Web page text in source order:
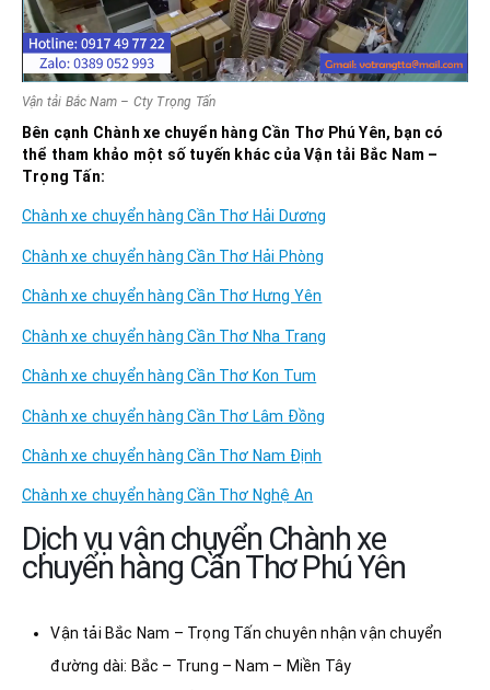
Vận tải Bắc Nam – Cty Trọng Tấn
Bên cạnh Chành xe chuyển hàng Cần Thơ Phú Yên, bạn có
thể tham khảo một số tuyến khác của Vận tải Bắc Nam –
Trọng Tấn:
Chành xe chuyển hàng Cần Thơ Hải Dương
Chành xe chuyển hàng Cần Thơ Hải Phòng
Chành xe chuyển hàng Cần Thơ Hưng Yên
Chành xe chuyển hàng Cần Thơ Nha Trang
Chành xe chuyển hàng Cần Thơ Kon Tum
Chành xe chuyển hàng Cần Thơ Lâm Đồng
Chành xe chuyển hàng Cần Thơ Nam Định
Chành xe chuyển hàng Cần Thơ Nghệ An
Dịch vụ vận chuyển Chành xe
chuyển hàng Cần Thơ Phú Yên
Vận tải Bắc Nam – Trọng Tấn chuyên nhận vận chuyển
đường dài: Bắc – Trung – Nam – Miền Tây